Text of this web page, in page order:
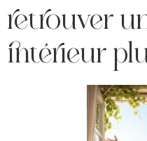
retrouver
intérieur